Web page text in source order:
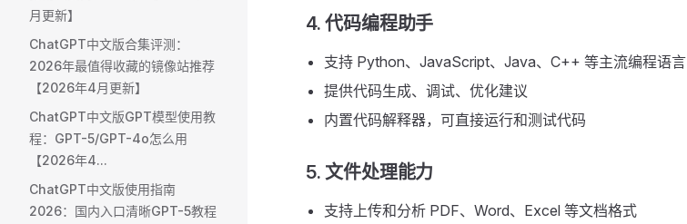
月更新】
ChatGPT中文版合集评测：
2026年最值得收藏的镜像站推荐
【2026年4月更新】
ChatGPT中文版GPT模型使用教
程：GPT-5/GPT-4o怎么用
【2026年4...
ChatGPT中文版使用指南
2026：国内入口清晰GPT-5教程
4. 代码编程助手 ​
支持 Python、JavaScript、Java、C++ 等主流编程语言
提供代码生成、调试、优化建议
内置代码解释器，可直接运行和测试代码
5. 文件处理能力 ​
支持上传和分析 PDF、Word、Excel 等文档格式